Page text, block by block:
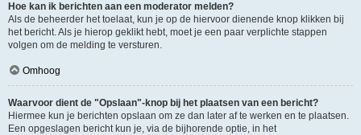
Hoe kan ik berichten aan een moderator melden?
Als de beheerder het toelaat, kun je op de hiervoor dienende knop klikken bij
het bericht. Als je hierop geklikt hebt, moet je een paar verplichte stappen
volgen om de melding te versturen.
Omhoog
Waarvoor dient de "Opslaan"-knop bij het plaatsen van een bericht?
Hiermee kun je berichten opslaan om ze dan later af te werken en te plaatsen.
Een opgeslagen bericht kun je, via de bijhorende optie, in het